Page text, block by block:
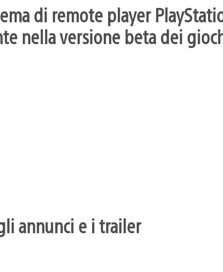
di remote player
nella versione beta dei
annunci e i trailer